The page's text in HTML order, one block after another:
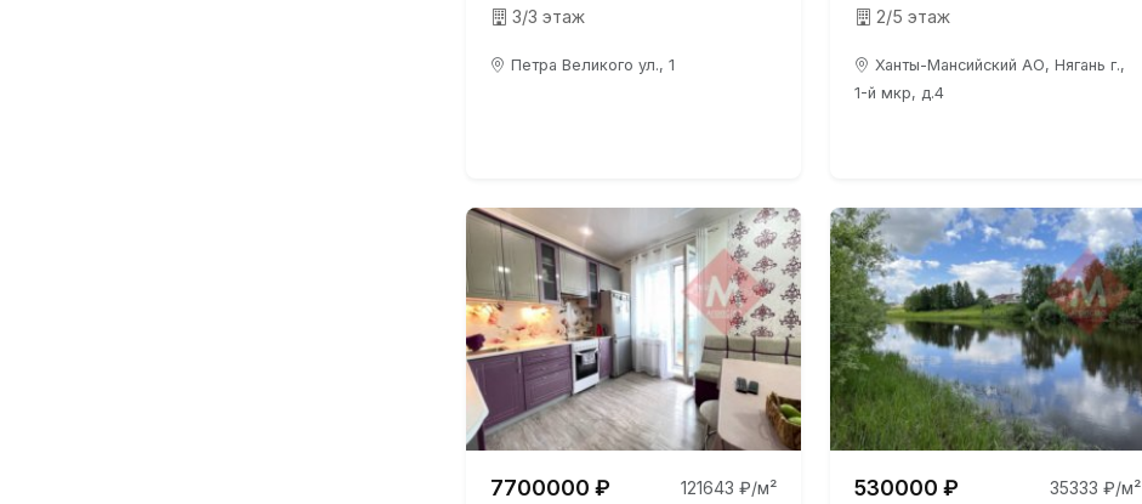
3/3 этаж
Петра Великого ул., 1
2/5 этаж
Ханты-Мансийский АО, Нягань г.,
1-й мкр, д.4
7700000 ₽ 121643 ₽/м² 530000 ₽ 35333 ₽/м²